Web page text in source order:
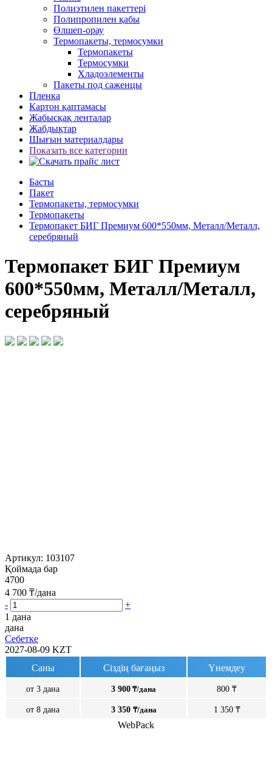
Полиэтилен пакеттері
Полипропилен қабы
Өлшеп-орау
Термопакеты, термосумки
Термопакеты
Термосумки
Хладоэлементы
Пакеты под саженцы
Пленка
Картон қаптамасы
Жабысқақ ленталар
Жабдықтар
Шығын материалдары
Показать все категории
Басты
Пакет
Термопакеты, термосумки
Термопакеты
Термопакет БИГ Премиум 600*550мм, Металл/Металл,
серебряный
Термопакет БИГ Премиум
600*550мм, Металл/Металл,
серебряный
Артикул: 103107
Қоймада бар
4700
4 700 ₸/дана
-
+
1 дана
дана
Себетке
2027-08-09 KZT
Саны
Сіздің бағаңыз Үнемдеу
от 3 дана 3 900 ₸/дана 800 ₸
от 8 дана 3 350 ₸/дана 1 350 ₸
WebPack